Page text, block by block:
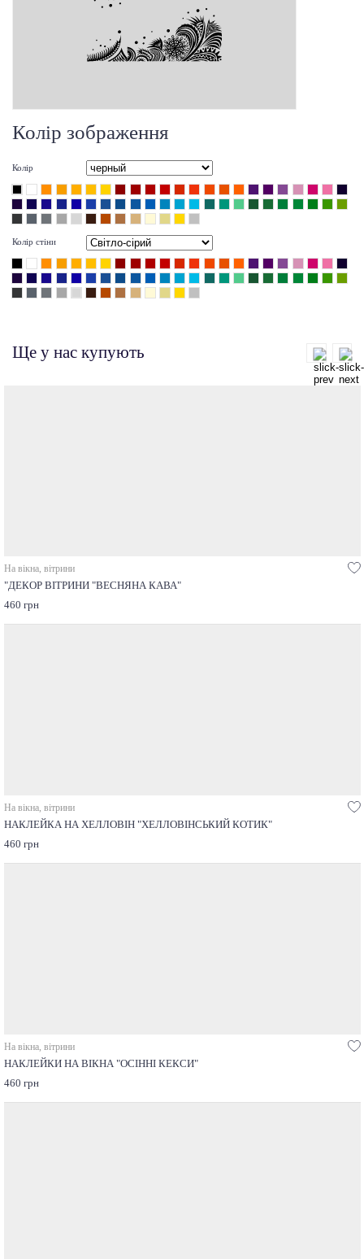
Колір зображення
Колір
Колір стіни
Ще у нас купують
На вікна, вітрини
"ДЕКОР ВІТРИНИ "ВЕСНЯНА КАВА"
460 грн
На вікна, вітрини
НАКЛЕЙКА НА ХЕЛЛОВІН "ХЕЛЛОВІНСЬКИЙ КОТИК"
460 грн
На вікна, вітрини
НАКЛЕЙКИ НА ВІКНА "ОСІННІ КЕКСИ"
460 грн